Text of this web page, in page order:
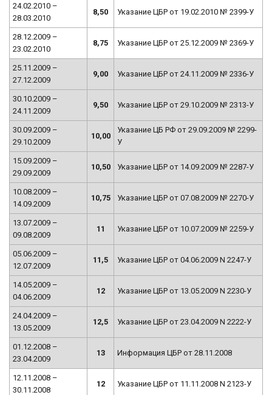
24.02.2010 –
28.03.2010
8,50 Указание ЦБР от 19.02.2010 № 2399-У
28.12.2009 –
23.02.2010
8,75 Указание ЦБР от 25.12.2009 № 2369-У
25.11.2009 –
27.12.2009
9,00 Указание ЦБР от 24.11.2009 № 2336-У
30.10.2009 –
24.11.2009
9,50 Указание ЦБР от 29.10.2009 № 2313-У
30.09.2009 –
29.10.2009
10,00
Указание ЦБ РФ от 29.09.2009 № 2299-
У
15.09.2009 –
29.09.2009
10,50 Указание ЦБР от 14.09.2009 № 2287-У
10.08.2009 –
14.09.2009
10,75 Указание ЦБР от 07.08.2009 № 2270-У
13.07.2009 –
09.08.2009
11 Указание ЦБР от 10.07.2009 № 2259-У
05.06.2009 –
12.07.2009
11,5 Указание ЦБР от 04.06.2009 N 2247-У
14.05.2009 –
04.06.2009
12 Указание ЦБР от 13.05.2009 N 2230-У
24.04.2009 –
13.05.2009
12,5 Указание ЦБР от 23.04.2009 N 2222-У
01.12.2008 –
23.04.2009
13 Информация ЦБР от 28.11.2008
12.11.2008 –
30.11.2008
12 Указание ЦБР от 11.11.2008 N 2123-У